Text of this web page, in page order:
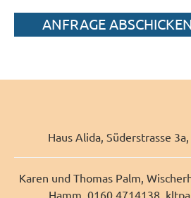
Haus Alida, Süderstrasse
Karen und Thomas Palm,
Hamm, 0160 4714138,